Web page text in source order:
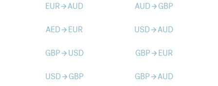
EURarrow_forwardAUD AUDarrow_forward GBP
AEDarrow_forward EUR USDarrow_forwardAUD
GBParrow_forward USD GBParrow_forward EUR
USDarrow_forward GBP GBParrow_forwardAUD